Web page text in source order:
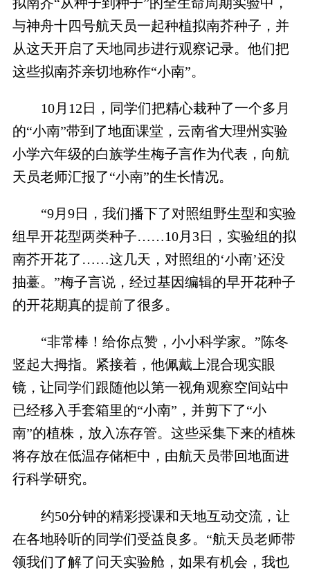
与神舟十四号航天员一起种植拟南芥种子，并
从这天开启了天地同步进行观察记录。他们把
这些拟南芥亲切地称作“小南”。
10月12日，同学们把精心栽种了一个多月
的“小南”带到了地面课堂，云南省大理州实验
小学六年级的白族学生梅子言作为代表，向航
天员老师汇报了“小南”的生长情况。
“9月9日，我们播下了对照组野生型和实验
组早开花型两类种子……10月3日，实验组的拟
南芥开花了……这几天，对照组的‘小南’还没
抽薹。”梅子言说，经过基因编辑的早开花种子
的开花期真的提前了很多。
“非常棒！给你点赞，小小科学家。”陈冬
竖起大拇指。紧接着，他佩戴上混合现实眼
镜，让同学们跟随他以第一视角观察空间站中
已经移入手套箱里的“小南”，并剪下了“小
南”的植株，放入冻存管。这些采集下来的植株
将存放在低温存储柜中，由航天员带回地面进
行科学研究。
约50分钟的精彩授课和天地互动交流，让
在各地聆听的同学们受益良多。“航天员老师带
领我们了解了问天实验舱，如果有机会，我也